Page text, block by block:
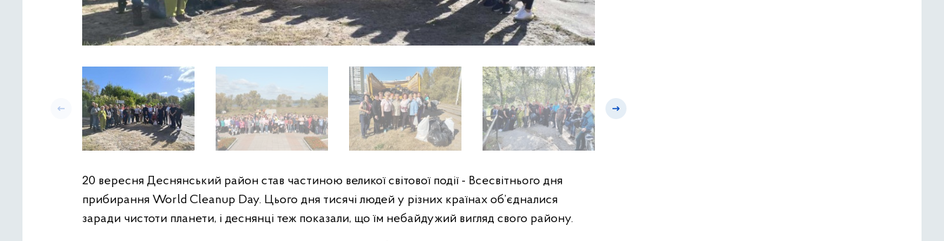
20 вересня Деснянський район став частиною великої світової події - Всесвітнього дня
прибирання World Cleanup Day. Цього дня тисячі людей у різних країнах об’єдналися
заради чистоти планети, і деснянці теж показали, що їм небайдужий вигляд свого району.